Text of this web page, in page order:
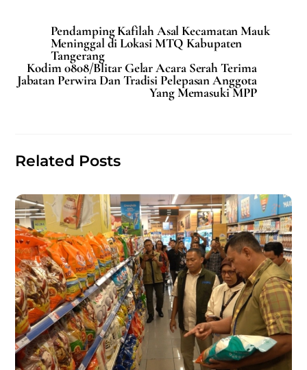
c
e
b
o
ai
l
at
s
A
p
ar
e
Pendamping Kafilah Asal Kecamatan Mauk
Meninggal di Lokasi MTQ Kabupaten
Tangerang
Kodim 0808/Blitar Gelar Acara Serah Terima
Jabatan Perwira Dan Tradisi Pelepasan Anggota
Yang Memasuki MPP
Related Posts